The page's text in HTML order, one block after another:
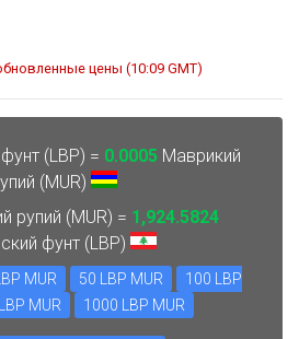
цены (10:09 GMT)
(LBP) = 0.0005 Маврикий
(MUR)
рупий (MUR) = 1,924.5824
фунт (LBP)
MUR 50 LBP MUR
100 LBP
MUR 1000 LBP MUR